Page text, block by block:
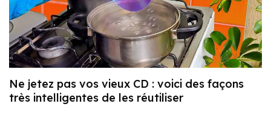
Ne jetez pas vos vieux CD : voici des façons
très intelligentes de les réutiliser